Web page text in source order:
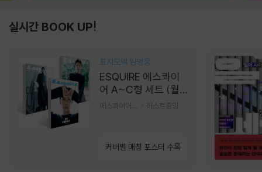
실시간 BOOK UP!
표지모델 임영웅
ESQUIRE 에스콰이
어 A~C형 세트 (월
간) : 9월 [2026]
허스트중앙
커버별 매칭 포스터 수록